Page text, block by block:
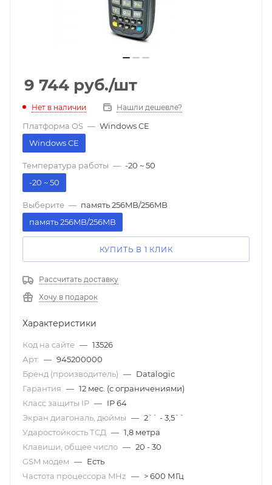
9 744 руб./шт
Нет в наличии Нашли дешевле?
Платформа OS — Windows CE
Windows CE
Температура работы — -20 ~ 50
-20 ~ 50
Выберите — память 256MB/256MB
память 256MB/256MB
КУПИТЬ В 1 КЛИК
Рассчитать доставку
Хочу в подарок
Характеристики
Код на сайте — 13526
Арт. — 945200000
Бренд (производитель) — Datalogic
Гарантия — 12 мес. (с ограничениями)
Класс защиты IP — IP 64
Экран диагональ, дюймы — 2`` - 3,5``
Ударостойкость ТСД — 1,8 метра
Клавиши, общее число — 20 - 30
GSM модем — Есть
Частота процессора MHz — > 600 МГц